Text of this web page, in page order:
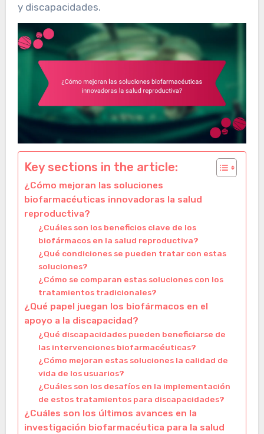
y discapacidades.
Key sections in the article:
¿Cómo mejoran las soluciones
biofarmacéuticas innovadoras la salud
reproductiva?
¿Cuáles son los beneficios clave de los
biofármacos en la salud reproductiva?
¿Qué condiciones se pueden tratar con estas
soluciones?
¿Cómo se comparan estas soluciones con los
tratamientos tradicionales?
¿Qué papel juegan los biofármacos en el
apoyo a la discapacidad?
¿Qué discapacidades pueden beneficiarse de
las intervenciones biofarmacéuticas?
¿Cómo mejoran estas soluciones la calidad de
vida de los usuarios?
¿Cuáles son los desafíos en la implementación
de estos tratamientos para discapacidades?
¿Cuáles son los últimos avances en la
investigación biofarmacéutica para la salud